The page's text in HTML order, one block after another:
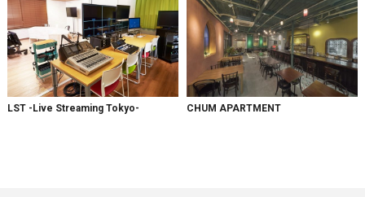
LST -Live Streaming Tokyo- CHUM APARTMENT